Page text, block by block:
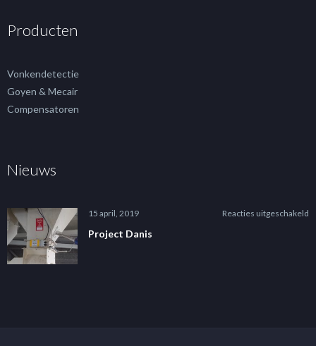
Producten
Vonkendetectie
Goyen & Mecair
Compensatoren
Nieuws
15 april, 2019 Reacties uitgeschakeld
Project Danis